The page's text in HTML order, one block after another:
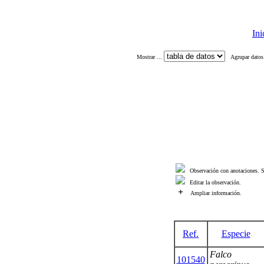
Mostrar ... Agrupar
Observación con anotaciones.
Editar la observación.
+ Ampliar información.
Ref. Especie
101540
Falco